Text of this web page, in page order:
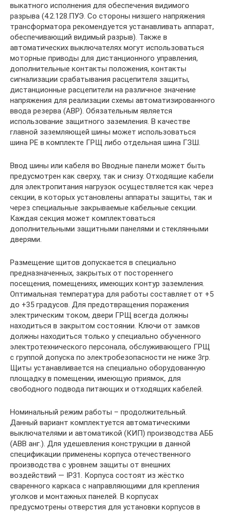
выкатного исполнения для обеспечения видимого
разрыва (4.2.128.ПУЭ. Со стороны низшего напряжения
трансформатора рекомендуется устанавливать аппарат,
обеспечивающий видимый разрыв). Также в
автоматических выключателях могут использоваться
моторные приводы для дистанционного управления,
дополнительные контакты положения, контакты
сигнализации срабатывания расцепителя защиты,
дистанционные расцепители на различное значение
напряжения для реализации схемы автоматизированного
ввода резерва (АВР). Обязательным является
использование защитного заземления. В качестве
главной заземляющей шины может использоваться
шина PE в комплекте ГРЩ либо отдельная шина ГЗШ.
Ввод шины или кабеля во Вводные панели может быть
предусмотрен как сверху, так и снизу. Отходящие кабели
для электропитания нагрузок осуществляется как через
секции, в которых установлены аппараты защиты, так и
через специальные закрываемые кабельные секции.
Каждая секция может комплектоваться
дополнительными защитными панелями и стеклянными
дверями.
Размещение щитов допускается в специально
предназначенных, закрытых от постореннего
посещения, помещениях, имеющих контур заземления.
Оптимальная температура для работы составляет от +5
до +35 градусов. Для предотвращения поражения
электрическим током, двери ГРЩ всегда должны
находиться в закрытом состоянии. Ключи от замков
должны находиться только у специально обученного
электротехнического персонала, обслуживающего ГРЩ
с группой допуска по электробезопасности не ниже 3гр.
Щиты устанавливается на специально оборудованную
площадку в помещении, имеющую приямок, для
свободного подвода питающих и отходящих кабелей.
Номинальный режим работы – продолжительный.
Данный вариант комплектуется автоматическими
выключателями и автоматикой (КИП) производства АББ
(ABB анг.). Для удешевления конструкции в данной
спецификации применены корпуса отечественного
производства с уровнем защиты от внешних
воздействий — IP31. Корпуса состоят из жёстко
сваренного каркаса с направляющими для крепления
уголков и монтажных панелей. В корпусах
предусмотрены отверстия для установки корпусов в